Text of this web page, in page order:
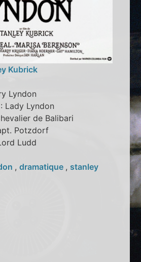
Kubrick
Lyndon
: Lady Lyndon
de Balibari
Potzdorf
Ludd
,dramatique , stanley